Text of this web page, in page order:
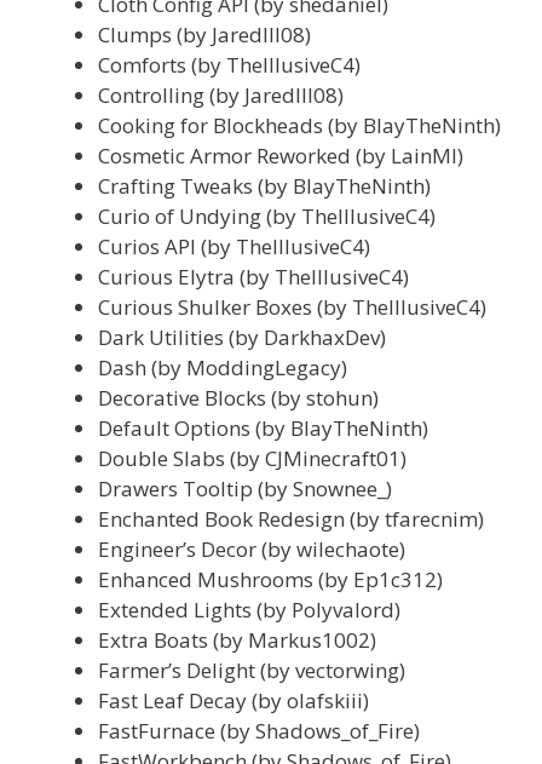
Clumps (by Jaredlll08)
Comforts (by TheIllusiveC4)
Controlling (by Jaredlll08)
Cooking for Blockheads (by BlayTheNinth)
Cosmetic Armor Reworked (by LainMI)
Crafting Tweaks (by BlayTheNinth)
Curio of Undying (by TheIllusiveC4)
Curios API (by TheIllusiveC4)
Curious Elytra (by TheIllusiveC4)
Curious Shulker Boxes (by TheIllusiveC4)
Dark Utilities (by DarkhaxDev)
Dash (by ModdingLegacy)
Decorative Blocks (by stohun)
Default Options (by BlayTheNinth)
Double Slabs (by CJMinecraft01)
Drawers Tooltip (by Snownee_)
Enchanted Book Redesign (by tfarecnim)
Engineer’s Decor (by wilechaote)
Enhanced Mushrooms (by Ep1c312)
Extended Lights (by Polyvalord)
Extra Boats (by Markus1002)
Farmer’s Delight (by vectorwing)
Fast Leaf Decay (by olafskiii)
FastFurnace (by Shadows_of_Fire)